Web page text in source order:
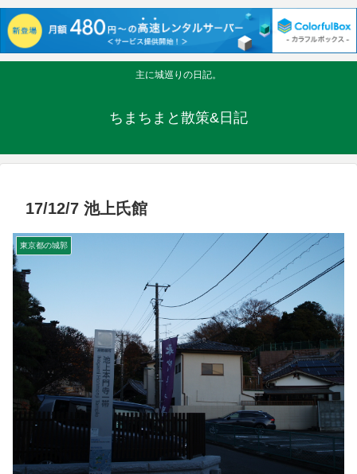
主に城巡りの日記。
ちまちまと散策&日記
17/12/7 池上氏館
東京都の城郭